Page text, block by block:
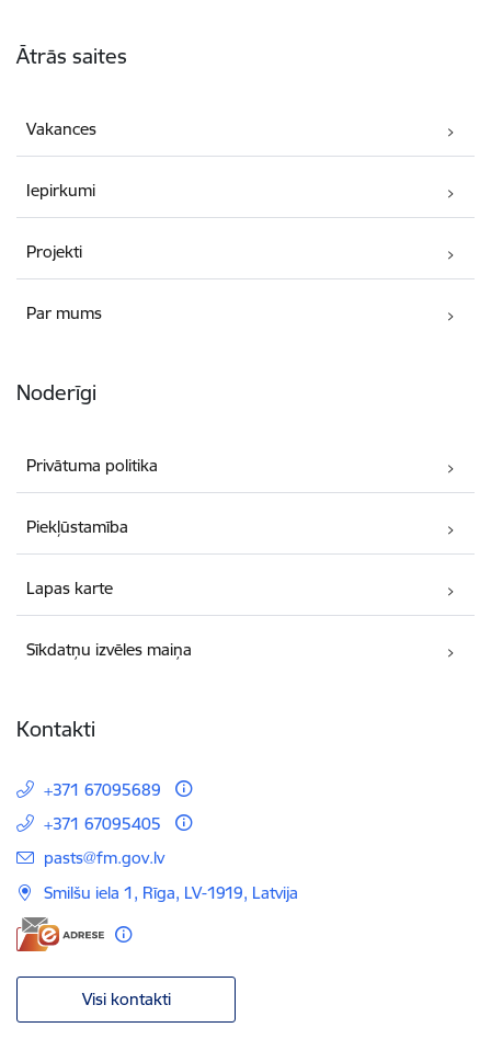
Ātrās saites
Vakances
Iepirkumi
Projekti
Par mums
Noderīgi
Privātuma politika
Piekļūstamība
Lapas karte
Sīkdatņu izvēles maiņa
Kontakti
+371 67095689
+371 67095405
E-pasts:
pasts@fm.gov.lv
Smilšu iela 1, Rīga, LV-1919, Latvija
Visi kontakti